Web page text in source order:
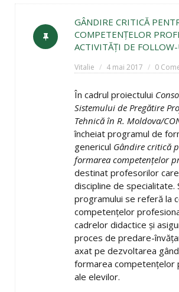
GÂNDIRE CRITICĂ
COMPETENŢELOR
ACTIVITĂŢI DE
Vitalie 4 mai 2017 0
În cadrul proiectului
Sistemului de Pregătire
Tehnică în R. Moldova/
încheiat programul de
genericul Gândire critică
formarea competenţelor
destinat profesorilor
discipline de specialitate.
programului se referă la
competenţelor
cadrelor didactice şi
proces de predare-
axat pe dezvoltarea
formarea competenţelor
ale elevilor.